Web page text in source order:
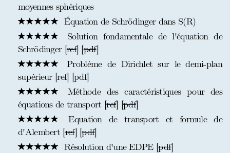
moyennes sphériques
Équation de Schrödinger dans S(R)
Solution fondamentale de l'équation de
Schrödinger [ref] [pdf]
Problème de Dirichlet sur le demi-plan
supérieur [ref] [pdf]
Méthode des caractéristiques pour des
équations de transport [ref] [pdf]
Equation de transport et formule de
d'Alembert [ref] [pdf]
Résolution d'une EDPE [pdf]